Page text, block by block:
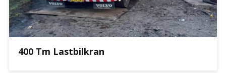
400 Tm Lastbilkran